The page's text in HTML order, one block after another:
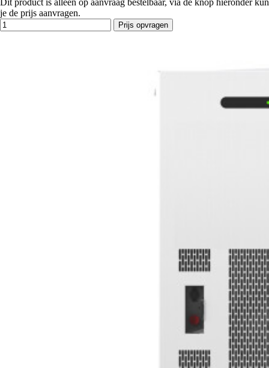
je de prijs aanvragen.
Prijs opvragen